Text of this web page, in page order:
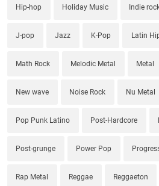
Hip-hop Holiday Music Indie
J-pop Jazz K-Pop Latin
Math Rock Melodic Metal Metal
New wave Noise Rock Nu Metal
Pop Punk Latino Post-Hardcore
Post-grunge Power Pop
Rap Metal Reggae Reggaeton